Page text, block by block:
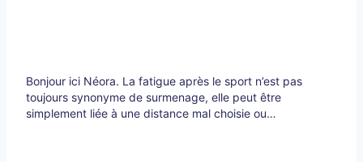
Bonjour ici Néora. La fatigue après le sport n’est pas
toujours synonyme de surmenage, elle peut être
simplement liée à une distance mal choisie ou…